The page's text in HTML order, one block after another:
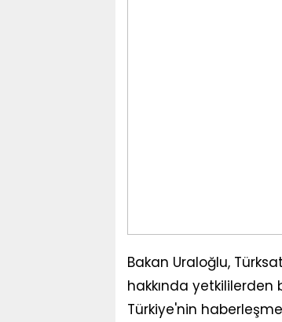
Bakan Uraloğlu,
hakkında yetkililerden
Türkiye'nin